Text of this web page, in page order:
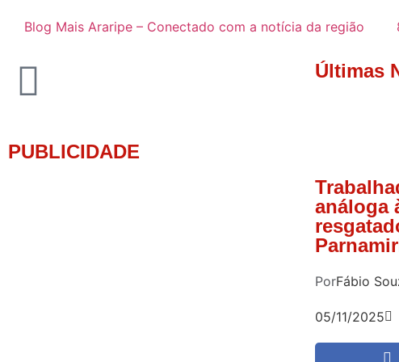
Blog Mais Araripe – Conectado com a notícia da região
Últimas
PUBLICIDADE
análoga
PorFábio
05/11/2025